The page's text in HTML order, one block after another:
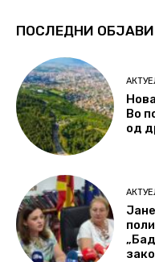
ПОСЛЕДНИ ОБЈАВИ
Во
од